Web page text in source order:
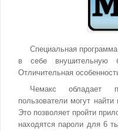
Специальная
в себе внушительную
Отличительная
Чемакс обладает
пользователи могут
Это позволяет пройти
находятся пароли для 6